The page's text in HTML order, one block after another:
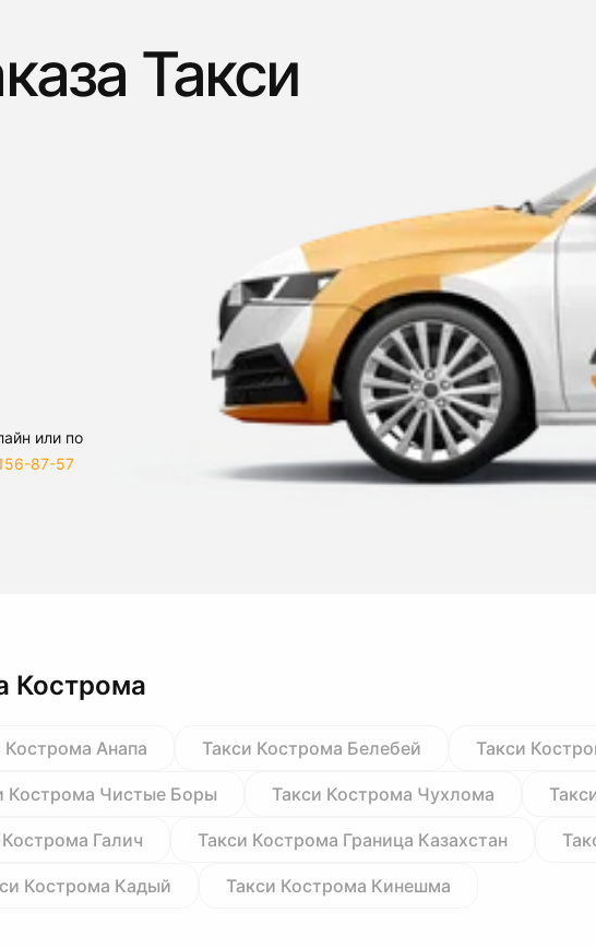
Такси
или по
87-57
Кострома
Кострома Анапа Такси Кострома Белебей Такси
Кострома Чистые Боры Такси Кострома Чухлома
Галич Такси Кострома Граница Казахстан
Кострома Кадый Такси Кострома Кинешма